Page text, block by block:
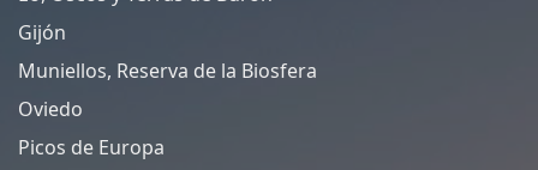
Gijón
Muniellos, Reserva de la Biosfera
Oviedo
Picos de Europa